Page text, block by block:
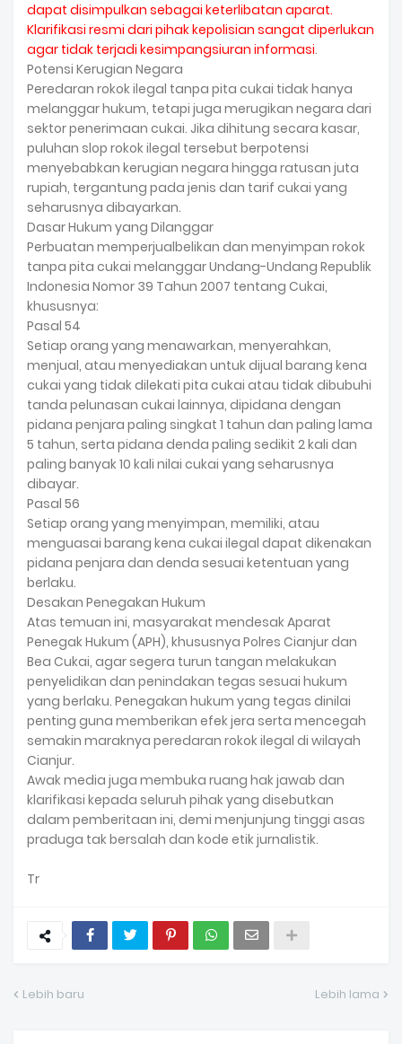
dapat disimpulkan sebagai keterlibatan aparat.
Klarifikasi resmi dari pihak kepolisian sangat diperlukan
agar tidak terjadi kesimpangsiuran informasi.
Potensi Kerugian Negara
Peredaran rokok ilegal tanpa pita cukai tidak hanya
melanggar hukum, tetapi juga merugikan negara dari
sektor penerimaan cukai. Jika dihitung secara kasar,
puluhan slop rokok ilegal tersebut berpotensi
menyebabkan kerugian negara hingga ratusan juta
rupiah, tergantung pada jenis dan tarif cukai yang
seharusnya dibayarkan.
Dasar Hukum yang Dilanggar
Perbuatan memperjualbelikan dan menyimpan rokok
tanpa pita cukai melanggar Undang-Undang Republik
Indonesia Nomor 39 Tahun 2007 tentang Cukai,
khususnya:
Pasal 54
Setiap orang yang menawarkan, menyerahkan,
menjual, atau menyediakan untuk dijual barang kena
cukai yang tidak dilekati pita cukai atau tidak dibubuhi
tanda pelunasan cukai lainnya, dipidana dengan
pidana penjara paling singkat 1 tahun dan paling lama
5 tahun, serta pidana denda paling sedikit 2 kali dan
paling banyak 10 kali nilai cukai yang seharusnya
dibayar.
Pasal 56
Setiap orang yang menyimpan, memiliki, atau
menguasai barang kena cukai ilegal dapat dikenakan
pidana penjara dan denda sesuai ketentuan yang
berlaku.
Desakan Penegakan Hukum
Atas temuan ini, masyarakat mendesak Aparat
Penegak Hukum (APH), khususnya Polres Cianjur dan
Bea Cukai, agar segera turun tangan melakukan
penyelidikan dan penindakan tegas sesuai hukum
yang berlaku. Penegakan hukum yang tegas dinilai
penting guna memberikan efek jera serta mencegah
semakin maraknya peredaran rokok ilegal di wilayah
Cianjur.
Awak media juga membuka ruang hak jawab dan
klarifikasi kepada seluruh pihak yang disebutkan
dalam pemberitaan ini, demi menjunjung tinggi asas
praduga tak bersalah dan kode etik jurnalistik.
Tr
Lebih baru Lebih lama